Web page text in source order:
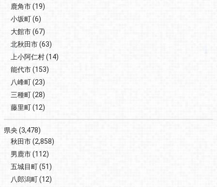
鹿角市(19)
小坂町(6)
大館市(67)
北秋田市(63)
上小阿仁村(14)
能代市(153)
八峰町(23)
三種町(28)
藤里町(12)
県央(3,478)
秋田市(2,858)
男鹿市(112)
五城目町(51)
八郎潟町(12)